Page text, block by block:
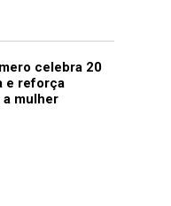
celebra 20
e reforça
mulher